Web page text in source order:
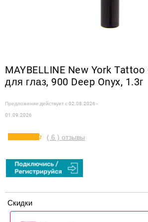
MAYBELLINE New York
для глаз, 900 Deep Onyx, 1.3г
Предложение действует с02.08.2026 -
01.09.2026
( 6 ) отзывы
Скидки